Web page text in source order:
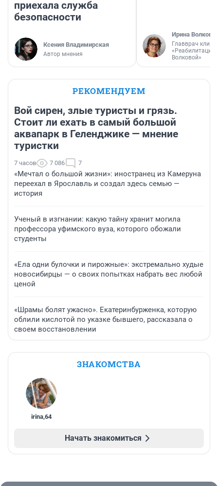
приехала служба
безопасности
Ксения Владимирская
Автор мнения
Ирина Волкова
Главврач
«Реабилитация
Волковой»
РЕКОМЕНДУЕМ
Вой сирен, злые туристы и грязь.
Стоит ли ехать в самый большой
аквапарк в Геленджике — мнение
туристки
7 часов 7 086 7
«Мечтал о большой жизни»: иностранец из Камеруна
переехал в Ярославль и создал здесь семью —
история
Ученый в изгнании: какую тайну хранит могила
профессора уфимского вуза, которого обожали
студенты
«Ела одни булочки и пирожные»: экстремально худые
новосибирцы — о своих попытках набрать вес любой
ценой
«Шрамы болят ужасно». Екатеринбурженка, которую
облили кислотой по указке бывшего, рассказала о
своем восстановлении
ЗНАКОМСТВА
irina,64
Начать знакомиться